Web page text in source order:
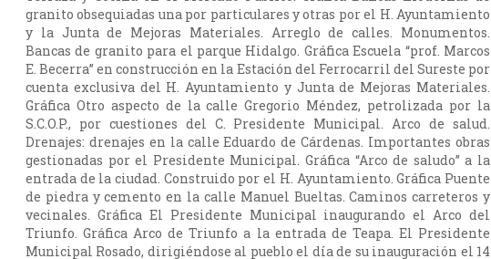
granito obsequiadas una por particulares y otras por el H. Ayuntamiento
y la Junta de Mejoras Materiales. Arreglo de calles. Monumentos.
Bancas de granito para el parque Hidalgo. Gráfica Escuela “prof. Marcos
E. Becerra” en construcción en la Estación del Ferrocarril del Sureste por
cuenta exclusiva del H. Ayuntamiento y Junta de Mejoras Materiales.
Gráfica Otro aspecto de la calle Gregorio Méndez, petrolizada por la
S.C.O.P., por cuestiones del C. Presidente Municipal. Arco de salud.
Drenajes: drenajes en la calle Eduardo de Cárdenas. Importantes obras
gestionadas por el Presidente Municipal. Gráfica “Arco de saludo” a la
entrada de la ciudad. Construido por el H. Ayuntamiento. Gráfica Puente
de piedra y cemento en la calle Manuel Bueltas. Caminos carreteros y
vecinales. Gráfica El Presidente Municipal inaugurando el Arco del
Triunfo. Gráfica Arco de Triunfo a la entrada de Teapa. El Presidente
Municipal Rosado, dirigiéndose al pueblo el día de su inauguración el 14